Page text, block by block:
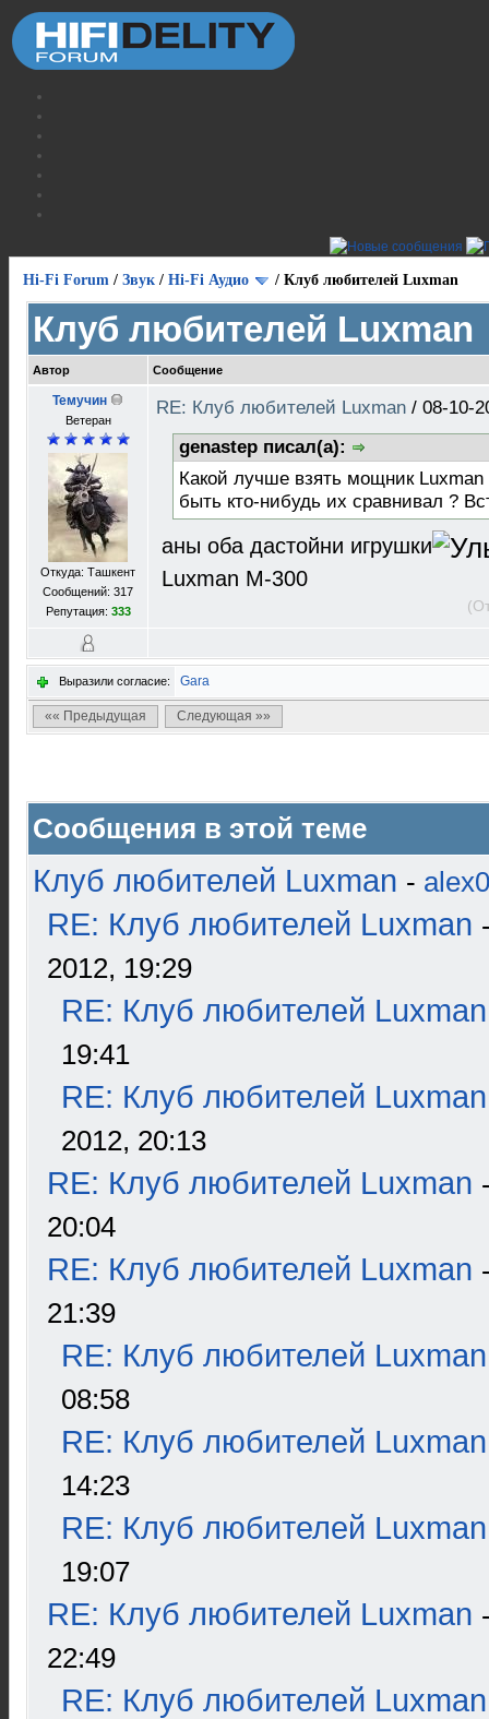
Hi-Fi Forum / Звук / Hi-Fi Аудио / Клуб любителей Luxman
Клуб любителей Luxman
Автор Сообщение
Темучин
Ветеран
Откуда: Ташкент
Сообщений: 317
Репутация: 333
RE: Клуб любителей Luxman / 08-10-
genastep писал(а):
Какой лучше взять мощник
быть кто-нибудь их сравнивал ?
аны оба дастойни игрушки
Luxman M-300
Выразили согласие: Gara
«« Предыдущая Следующая »»
Сообщения в этой теме
Клуб любителей Luxman -
RE: Клуб любителей Luxman
2012, 19:29
RE: Клуб любителей Luxman
19:41
RE: Клуб любителей Luxman
2012, 20:13
RE: Клуб любителей Luxman
20:04
RE: Клуб любителей Luxman
21:39
RE: Клуб любителей Luxman
08:58
RE: Клуб любителей Luxman
14:23
RE: Клуб любителей Luxman
19:07
RE: Клуб любителей Luxman
22:49
RE: Клуб любителей Luxman